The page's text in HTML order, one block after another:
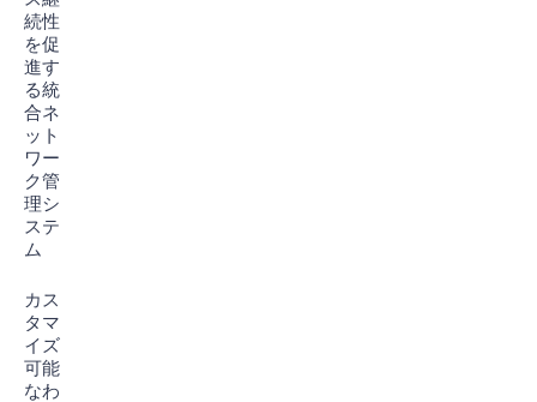
続性
を促
進す
る統
合ネ
ット
ワー
ク管
理シ
ステ
ム
カス
タマ
イズ
可能
なわ